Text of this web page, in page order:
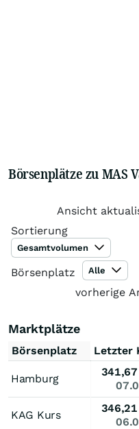
Börsenplätze zu MAS
Ansicht
Sortierung
Gesamtvolumen
Börsenplatz Alle
vorherige
Marktplätze
Börsenplatz Letzter
Hamburg
341,67
KAG Kurs
346,21